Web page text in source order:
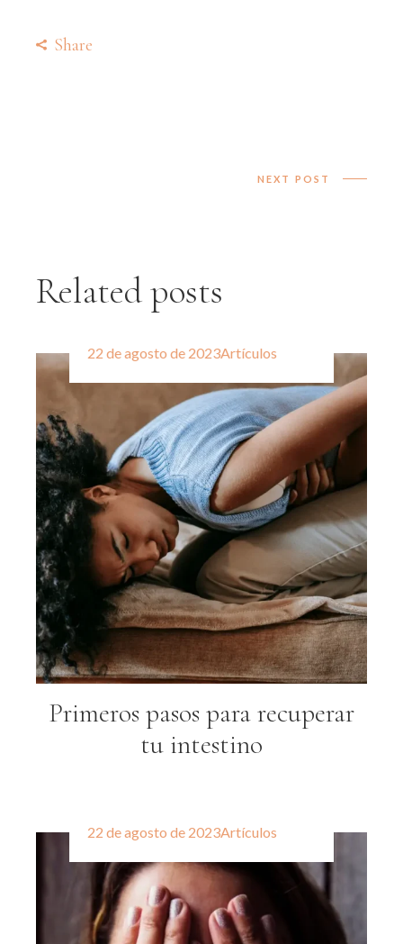
Share
NEXT POST
Related posts
22 de agosto de 2023Artículos
Primeros pasos para recuperar
tu intestino
22 de agosto de 2023Artículos